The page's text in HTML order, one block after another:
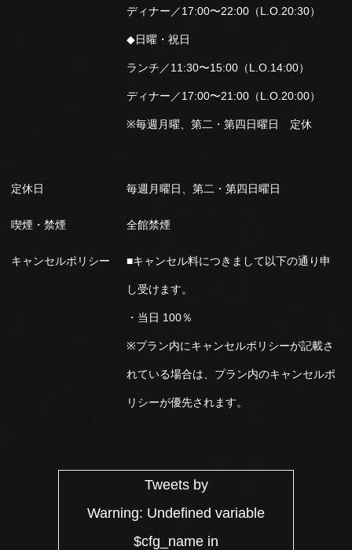
ディナー／17:00〜22:00（L.O.20:30）
◆日曜・祝日
ランチ／11:30〜15:00（L.O.14:00）
ディナー／17:00〜21:00（L.O.20:00）
※毎週月曜、第二・第四日曜日 定休
定休日 毎週月曜日、第二・第四日曜日
喫煙・禁煙 全館禁煙
キャンセルポリシー ■キャンセル料につきまして以下の通り申
し受けます。
・当日 100％
※プラン内にキャンセルポリシーが記載さ
れている場合は、プラン内のキャンセルポ
リシーが優先されます。
Tweets by
Warning: Undefined variable
$cfg_name in